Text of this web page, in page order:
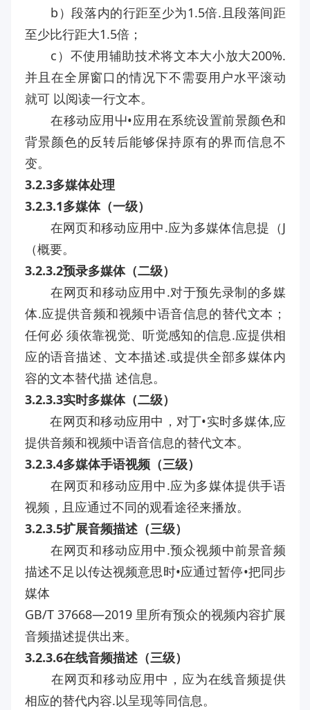
b）段落内的行距至少为1.5倍.且段落间距
至少比行距大1.5倍；
c）不使用辅助技术将文本大小放大200%.
并且在全屏窗口的情况下不需耍用户水平滚动
就可 以阅读一行文本。
在移动应用屮•应用在系统设置前景颜色和
背景颜色的反转后能够保持原有的界而信息不
变。
3.2.3多媒体处理
3.2.3.1多媒体（一级）
在网页和移动应用中.应为多媒体信息提（J
（概要。
3.2.3.2预录多媒体（二级）
在网页和移动应用中.对于预先录制的多媒
体.应提供音频和视频中语音信息的替代文本；
任何必 须依靠视觉、听觉感知的信息.应提供相
应的语音描述、文本描述.或提供全部多媒体内
容的文本替代描 述信息。
3.2.3.3实时多媒体（二级）
在网页和移动应用中，对丁•实时多媒体,应
提供音频和视频中语音信息的替代文本。
3.2.3.4多媒体手语视频（三级）
在网页和移动应用中.应为多媒体提供手语
视频，且应通过不同的观看途径来播放。
3.2.3.5扩展音频描述（三级）
在网页和移动应用中.预众视频中前景音频
描述不足以传达视频意思时•应通过暂停•把同步
媒体
GB/T 37668—2019 里所有预众的视频内容扩展
音频描述提供出来。
3.2.3.6在线音频描述（三级）
在网页和移动应用中，应为在线音频提供
相应的替代内容.以呈现等同信息。